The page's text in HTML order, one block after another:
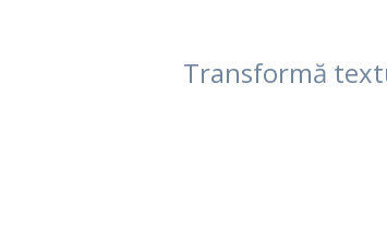
Transformă